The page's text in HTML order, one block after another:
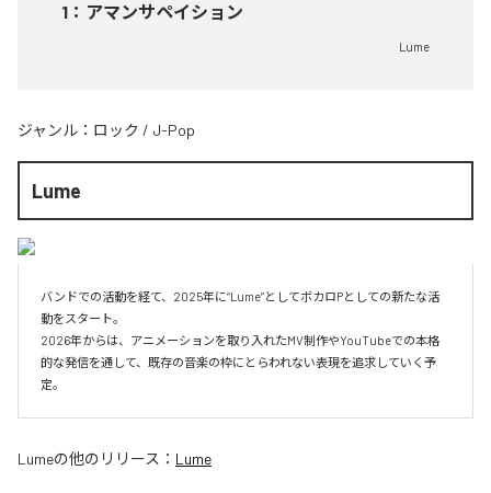
1 ： アマンサペイション
Lume
ジャンル： ロック / J-Pop
Lume
バンドでの活動を経て、2025年に“Lume”としてボカロPとしての新たな活
動をスタート。
2026年からは、アニメーションを取り入れたMV制作やYouTubeでの本格
的な発信を通して、既存の音楽の枠にとらわれない表現を追求していく予
定。
Lumeの他のリリース： Lume